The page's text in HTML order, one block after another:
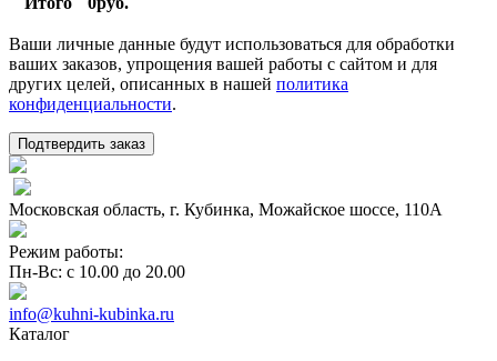
Ваши личные данные будут использоваться для обработки
ваших заказов, упрощения вашей работы с сайтом и для
других целей, описанных в нашей политика
конфиденциальности.
Подтвердить заказ
Московская область, г. Кубинка, Можайское шоссе, 110А
Режим работы:
Пн-Вс: с 10.00 до 20.00
info@kuhni-kubinka.ru
Каталог